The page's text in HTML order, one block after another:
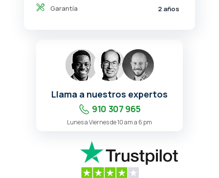
Garantía
2 años
Llama a nuestros expertos
910 307 965
Lunes a Viernes de 10 am a 6 pm